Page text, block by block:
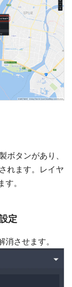
ボタンがあり、
れます。レイヤ
。
定
させます。